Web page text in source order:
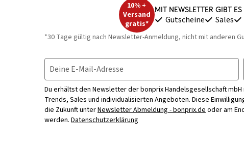
10% +
Versand
gratis*
Mit Newsletter gibt es
Gutscheine Sales
*30 Tage gültig nach Newsletter-Anmeldung, nicht mit anderen
Deine E-Mail-Adresse
Du erhältst den Newsletter der bonprix Handelsgesellschaft
Trends, Sales und individualisierten Angeboten. Diese
die Zukunft unterNewsletter Abmeldung - bonprix.deoder am
werden. Datenschutzerklärung